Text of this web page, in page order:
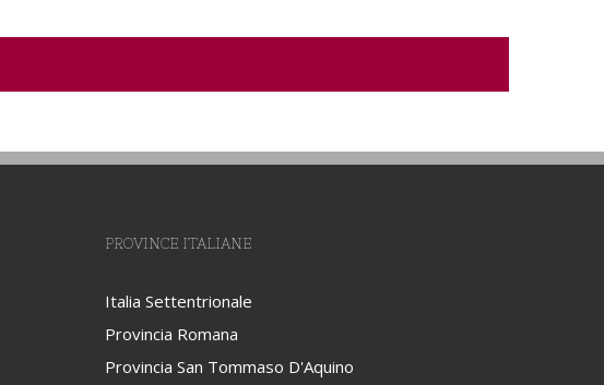
PROVINCE ITALIANE
Italia Settentrionale
Provincia Romana
Provincia San Tommaso D'Aquino